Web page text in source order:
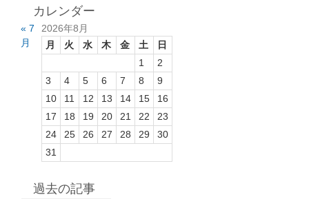
カレンダー
2026年8月
月
火 水 木 金 土
日
1
2
3
4 5 6 7 8
9
10
11 12 13 14 15
16
17
18 19 20 21 22
23
24
25 26 27 28 29
30
31
« 7
月
過去の記事